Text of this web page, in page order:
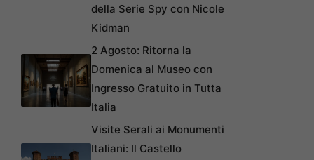
della Serie Spy con Nicole
Kidman
2 Agosto: Ritorna la
Domenica al Museo con
Ingresso Gratuito in Tutta
Italia
Visite Serali ai Monumenti
Italiani: Il Castello